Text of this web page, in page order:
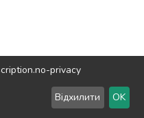
© 2002-2026LYRASIS
Send Feedback
privacy
Відхилити OK